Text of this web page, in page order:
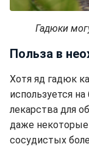
Гадюки
Польза в
Хотя яд гадюк
используется
лекарства для
даже некоторые
сосудистых